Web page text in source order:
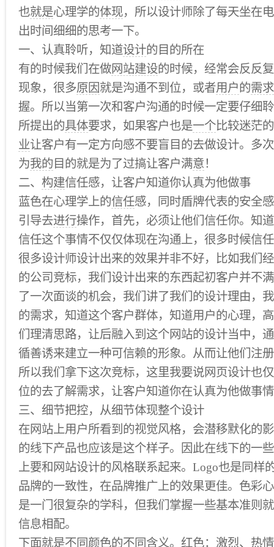
也就是心理学的体现，所以设计师除了每天坐在
出时间细细的思考一下。
一、认真聆听，知道设计的目的所在
有的时候我们在做网站建设的时候，经常会反反
现象，很多原因就是沟通不到位，或者用户的需求
握。所以当第一次和客户沟通的时候一定要仔细
所提出的具体要求，如果客户也是一个比较迷茫
业让客户有一定方向感不要盲目的去做设计。多
为我的 目的就是为了过搞让客户满意！
二、 构建信任感，让客户知道你认真为他做事
蓝色在心理学上的信任感，同时盾牌代表的安全
引导去进行操作，首先，必须让他们信任你。知
信任这个事情不仅仅体现在沟通上，很多时候信
很多设计师设计出来的效果并非不好，比如我们
的公司竞标，我们设计出来的东西起初客户并不
了一次面谈的机会，我们讲了我们的设计理由，
的需求，知道这个客户群体，知道用户的心理，
们理清思路，让后融入到这个网站的设计当中，
循善诱来建立一种可信赖的形象。从而让他们注
所以我们拿下这次竞标，这里我要说网页设计也
位的去了解需求，让客户知道你在认真为他做事
三、细节把控，从细节体现整个设计
在网站上用户所看到的视觉风格，会潜移默化的
的线下产品也应该是这个样子。因此在线下的一
上要和网站设计的风格联系起来。Logo也是同样
品牌的一致性，在品牌推广上的效果更佳。色彩
是一门很复杂的学科，但我们掌握一些基本准则
信息相配。
下面就是不同颜色的不同含义。红色：激烈、热